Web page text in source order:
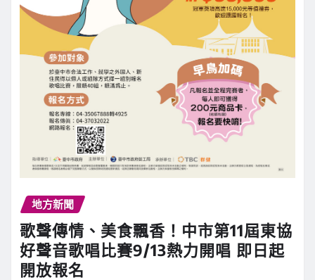
地方新聞
歌聲傳情、美食飄香！中市第11屆東協
好聲音歌唱比賽9/13熱力開唱 即日起
開放報名